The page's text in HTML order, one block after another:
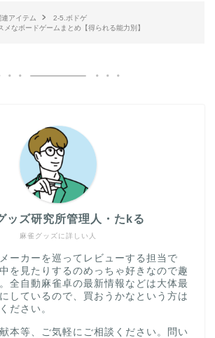
アイテム
2-5.ボドゲ
メなボードゲームまとめ【得られる能力別】
麻雀グッズに詳しい人
ッズ研究所管理人・たkる
ーカーを巡ってレビューする担当で
を見たりするのめっちゃ好きなので趣
全自動麻雀卓の最新情報などは大体最
しているので、買おうかなという方は
ださい。
本等、ご気軽にご相談ください。問い